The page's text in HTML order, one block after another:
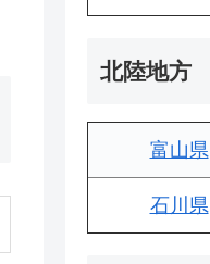
北陸地方
富山県
石川県